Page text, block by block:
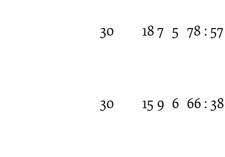
30
187 5 78 : 57
30
15 9 6 66 : 38